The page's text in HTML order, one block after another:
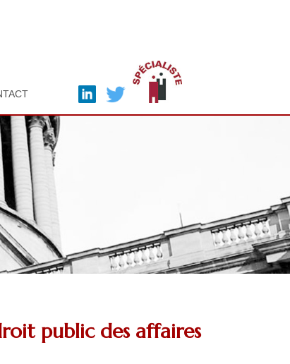
public des affaires